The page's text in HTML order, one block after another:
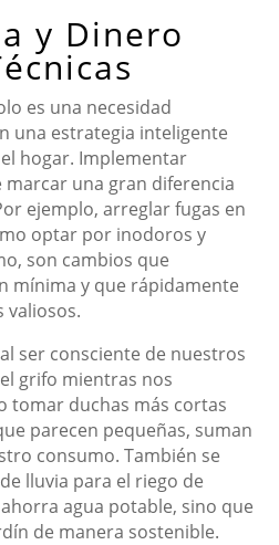
y Dinero
es una necesidad
una estrategia inteligente
hogar. Implementar
una gran diferencia
ejemplo, arreglar fugas en
optar por inodoros y
son cambios que
mínima y que rápidamente
valiosos.
ser consciente de nuestros
grifo mientras nos
tomar duchas más cortas
parecen pequeñas, suman
consumo. También se
lluvia para el riego de
agua potable, sino que
de manera sostenible.